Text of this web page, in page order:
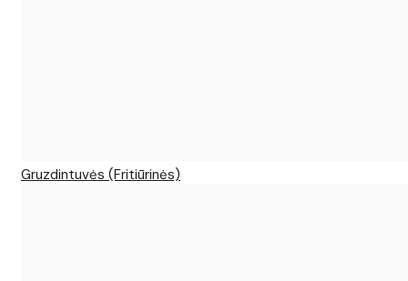
Gruzdintuvės (Fritiūrinės)